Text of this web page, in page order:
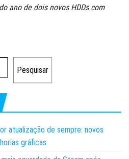
ano de dois novos HDDs com
Pesquisar
atualização de sempre: novos
gráficas